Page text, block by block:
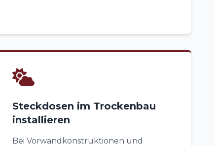
Steckdosen im Trockenbau
installieren
Bei Vorwandkonstruktionen und